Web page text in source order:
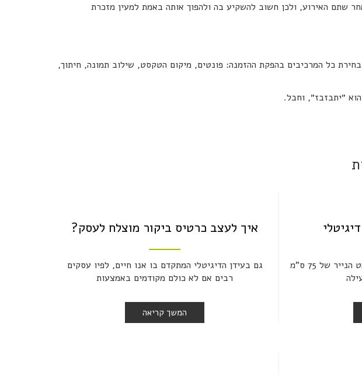
שתם האירוע, ולכן חשוב להשקיע בה ולהפוך אותה באמת למעין מזכרת
כל המרכיבים בהפקת ההזמנה: פונטים, מיקום הטקסט, שילוב תמונה, חיתוך,
״יתבזבז״, וחבל.
יתרונותיה הבולטים של המכונה פורמט הנייר של 75 ס"מ
איך לעצב כרטיס ביקור מוצלח לעסק?
גם בעידן הדיגיטלי המתקדם בו אנו חיים, לפיו עסקים
רבים אם לא כולם מקודמים באמצעות
המשך קריאה